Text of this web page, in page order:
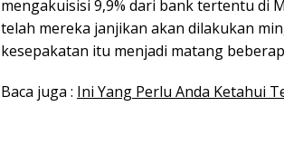
mengakuisisi 9,9% dari bank tertentu di
telah mereka janjikan akan dilakukan
kesepakatan itu menjadi matang
Baca juga : Ini Yang Perlu Anda Ketahui